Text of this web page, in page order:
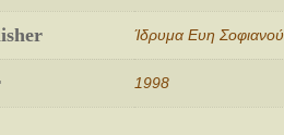
Ίδρυμα Ευη Σοφιανού
1998